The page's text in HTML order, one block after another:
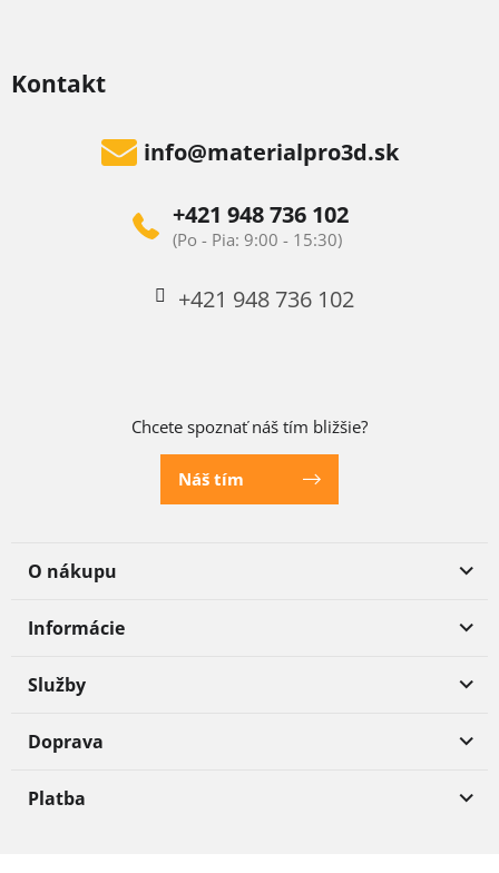
Kontakt
info@materialpro3d.sk
+421 948 736 102
+421 948 736 102
Chcete spoznať náš tím bližšie?
Náš tím
O nákupu
Informácie
Služby
Doprava
Platba